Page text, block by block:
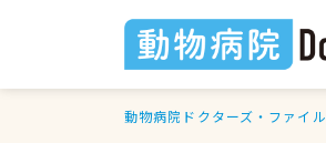
動物病院ドクターズ・ファイル